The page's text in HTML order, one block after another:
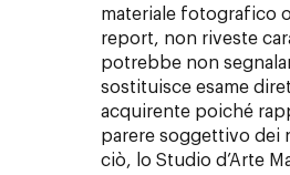
materiale fotografico
report, non riveste
potrebbe non
sostituisce esame
acquirente poiché
parere soggettivo dei
ciò, lo Studio d’Arte